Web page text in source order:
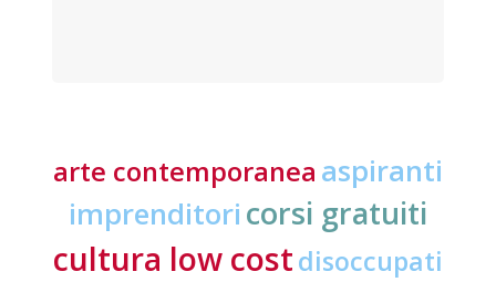
arte contemporanea aspiranti
imprenditori corsi gratuiti
cultura low costdisoccupati